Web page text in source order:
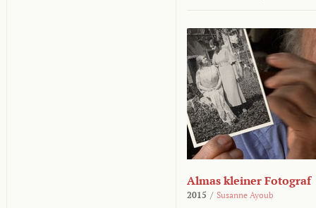
Almas kleiner Fotograf
2015 / Susanne Ayoub